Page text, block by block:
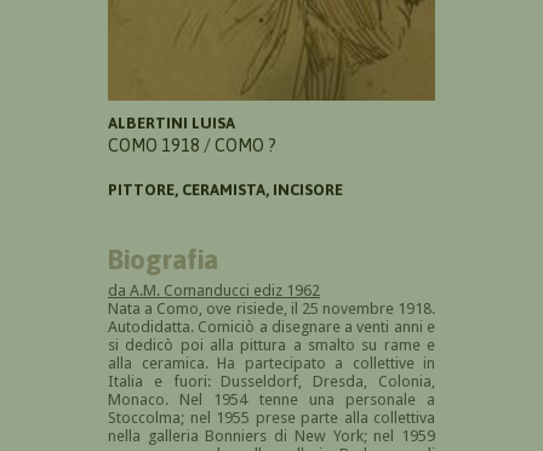
ALBERTINI LUISA
COMO 1918 / COMO ?
PITTORE, CERAMISTA, INCISORE
Biografia
da A.M. Comanducci ediz 1962
Nata a Como, ove risiede, il 25 novembre 1918.
Autodidatta. Comiciò a disegnare a venti anni e
si dedicò poi alla pittura a smalto su rame e
alla ceramica. Ha partecipato a collettive in
Italia e fuori: Dusseldorf, Dresda, Colonia,
Monaco. Nel 1954 tenne una personale a
Stoccolma; nel 1955 prese parte alla collettiva
nella galleria Bonniers di New York; nel 1959